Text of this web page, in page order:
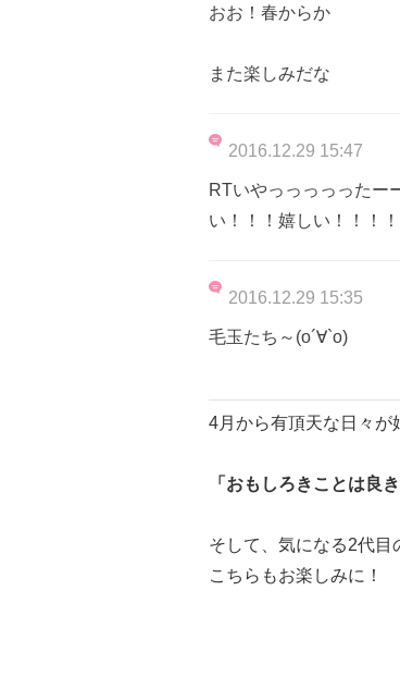
おお！春からか
また楽しみだな
2016.12.29 15:47
RTいやっっっっったー
い！！！嬉しい！！！
2016.12.29 15:35
毛玉たち～(о´∀`о)
4月から有頂天な日々が
「おもしろきことは良
そして、気になる2代目
こちらもお楽しみに！